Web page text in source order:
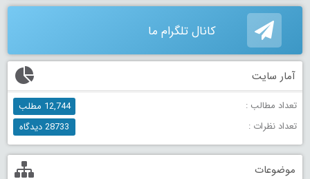
کانال تلگرام ما
آمار سایت
تعداد مطالب :
12,744 مطلب
تعداد نظرات :
28733 دیدگاه
موضوعات